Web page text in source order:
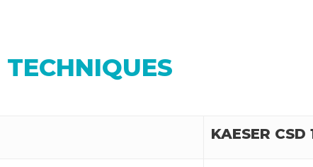
TECHNIQUES
KAESER CSD